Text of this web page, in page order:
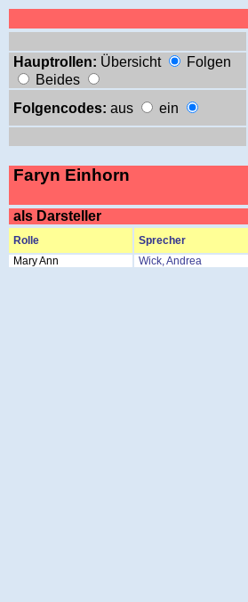
Hauptrollen: Übersicht
Folgen
Beides
Folgencodes: aus ein
Faryn Einhorn
als Darsteller
Rolle Sprecher
Mary Ann
Wick, Andrea